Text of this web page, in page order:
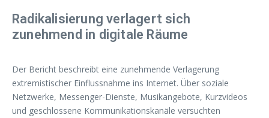
Radikalisierung verlagert sich
zunehmend in digitale Räume
Der Bericht beschreibt eine zunehmende Verlagerung
extremistischer Einflussnahme ins Internet. Über soziale
Netzwerke, Messenger-Dienste, Musikangebote, Kurzvideos
und geschlossene Kommunikationskanäle versuchten